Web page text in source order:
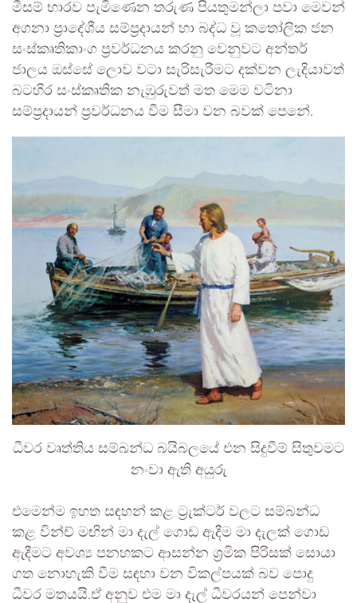
මීසම් භාරව පැමිණෙන තරුණ පියතුමන්ලා පවා මෙවන්
අගනා ප්‍රාදේශීය සම්ප්‍රදායන් හා බද්ධ වූ කතෝලික ජන
සංස්කෘතිකාංග ප්‍රවර්ධනය කරනු වෙනුවට අන්තර්
ජාලය ඔස්සේ ලොව වටා සැරිසැරීමට දක්වන ලැදියාවත්
බටහිර සංස්කෘතික නැඹුරුවත් මත මෙම වටිනා
සම්ප්‍රදායන් ප්‍රවර්ධනය වීම සීමා වන බවක් පෙනේ.
ධීවර වෘත්තිය සම්බන්ධ බයිබලයේ එන සිදුවීම් සිතුවමට
නංවා ඇති අයුරු
එමෙන්ම ඉහත සඳහන් කළ ට්‍රැක්ටර් වලට සම්බන්ධ
කළ වින්ච් මඟින් මා දැල් ගොඩ ඇදීම මා දැලක් ගොඩ
ඇදීමට අවශ්‍ය පනහකට ආසන්න ශ්‍රමික පිරිසක් සොයා
ගත නොහැකි වීම සඳහා වන විකල්පයක් බව පොදු
ධීවර මතයයි.ඒ අනුව එම මා දැල් ධීවරයන් පෙන්වා